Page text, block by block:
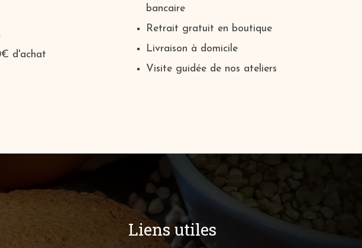
d'achat
bancaire
Retrait gratuit en boutique
Livraison à domicile
Visite guidée de nos ateliers
Liens utiles